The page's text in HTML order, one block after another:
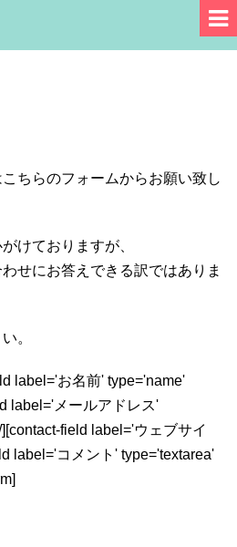
ちらのフォームからお願い致し
けておりますが、
せにお答えできる訳ではありま
。
label='お名前' type='name'
label='メールアドレス'
field label='ウェブサイ
label='コメント' type='textarea'